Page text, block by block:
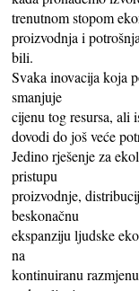
trenutnom stopom
proizvodnja i
bili.
Svaka inovacija koja
smanjuje
cijenu tog resursa, ali
dovodi do još veće
Jedino rješenje za
pristupu
proizvodnje,
beskonačnu
ekspanziju ljudske
na
kontinuiranu